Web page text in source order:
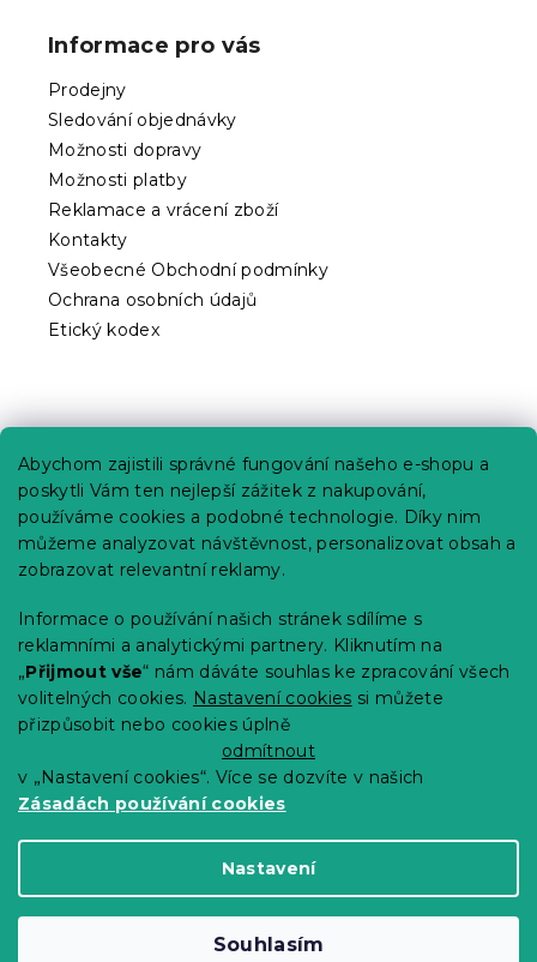
Abychom zajistili správné fungování našeho e-shopu a
poskytli Vám ten nejlepší zážitek z nakupování,
používáme cookies a podobné technologie. Díky nim
můžeme analyzovat návštěvnost, personalizovat obsah a
zobrazovat relevantní reklamy.
Informace o používání našich stránek sdílíme s
reklamními a analytickými partnery. Kliknutím na
„Přijmout vše“ nám dáváte souhlas ke zpracování všech
volitelných cookies. Nastavení cookies si můžete
přizpůsobit nebo cookies úplně
odmítnout
v „Nastavení cookies“. Více se dozvíte v našich
Zásadách používání cookies
Nastavení
Souhlasím
Informace pro vás
Prodejny
Sledování objednávky
Možnosti dopravy
Možnosti platby
Reklamace a vrácení zboží
Kontakty
Všeobecné Obchodní podmínky
Ochrana osobních údajů
Etický kodex
Kariéra
Poptávky a B2B spolupráce
Proč se u nás registrovat?
Věrnostní program - Sleva až 10 %
Návody
Tabulky velikostí
Blog
Copyright 2026Výprodej povlečení. Všechna
práva vyhrazena.Upravit nastavení cookies